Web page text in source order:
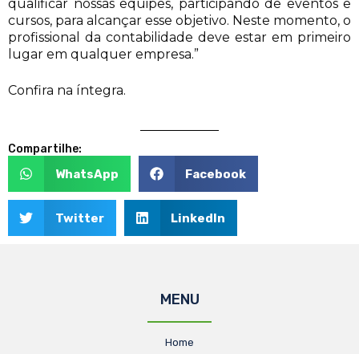
qualificar nossas equipes, participando de eventos e
cursos, para alcançar esse objetivo. Neste momento, o
profissional da contabilidade deve estar em primeiro
lugar em qualquer empresa.”
Confira na íntegra.
Compartilhe:
WhatsApp Facebook
Twitter LinkedIn
MENU
Home